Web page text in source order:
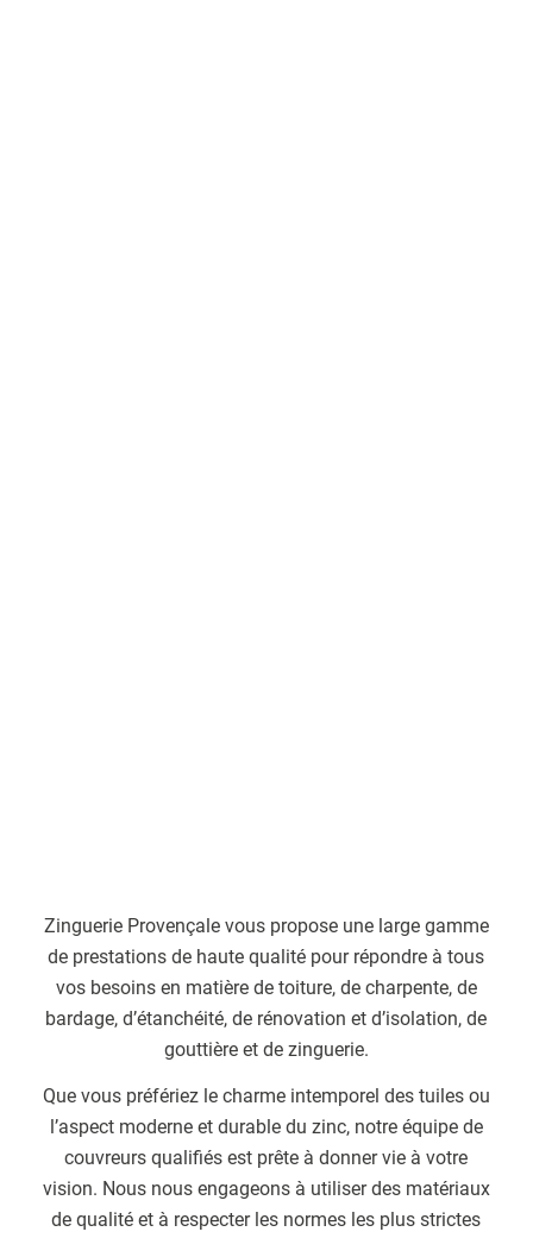
Zinguerie Provençale vous propose une large gamme
de prestations de haute qualité pour répondre à tous
vos besoins en matière de toiture, de charpente, de
bardage, d’étanchéité, de rénovation et d’isolation, de
gouttière et de zinguerie.
Que vous préfériez le charme intemporel des tuiles ou
l’aspect moderne et durable du zinc, notre équipe de
couvreurs qualifiés est prête à donner vie à votre
vision. Nous nous engageons à utiliser des matériaux
de qualité et à respecter les normes les plus strictes